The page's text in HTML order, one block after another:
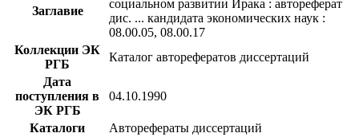
Заглавие
социальном развитии Ирака : автореферат
дис. ... кандидата экономических наук :
08.00.05, 08.00.17
Коллекции ЭК
РГБ
Каталог авторефератов диссертаций
Дата
поступления в
ЭК РГБ
04.10.1990
Каталоги
Авторефераты диссертаций